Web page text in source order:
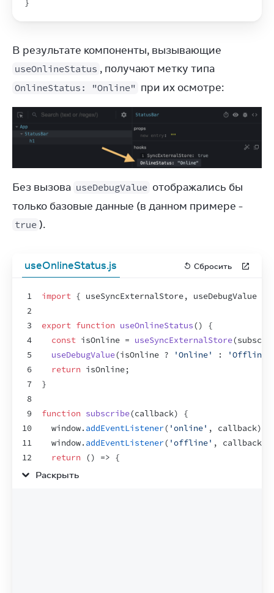
}
useOnlineStatus
OnlineStatus: "Online" при их осмотре:
Без вызова useDebugValue отображались бы
true ).
useOnlineStatus.js Сбросить
1
2
3
4
5
6
7
8
9
10
11
12
13
import { useSyncExternalStore, useDebugValue
export function useOnlineStatus()
{
const isOnline = useSyncExternalStore(
useDebugValue(isOnline ? 'Online' : 'Offline'
return isOnline;
}
function subscribe(callback)
{
window. addEventListener( 'online' , callback)
window. addEventListener( 'offline' , callback
return
() => {
window
Раскрыть